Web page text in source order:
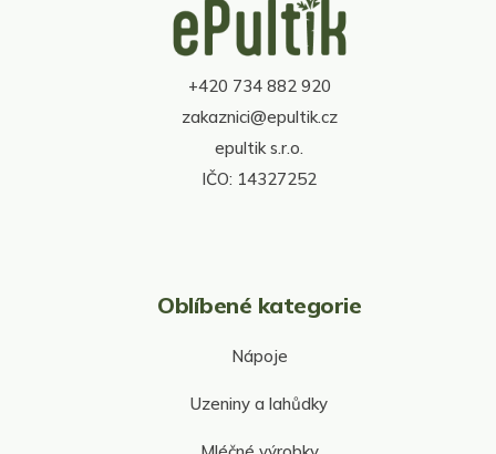
c
p
r
v
k
y
v
ý
+420 734 882 920
zakaznici@epultik.cz
epultik s.r.o.
IČO: 14327252
Oblíbené kategorie
Nápoje
Uzeniny a lahůdky